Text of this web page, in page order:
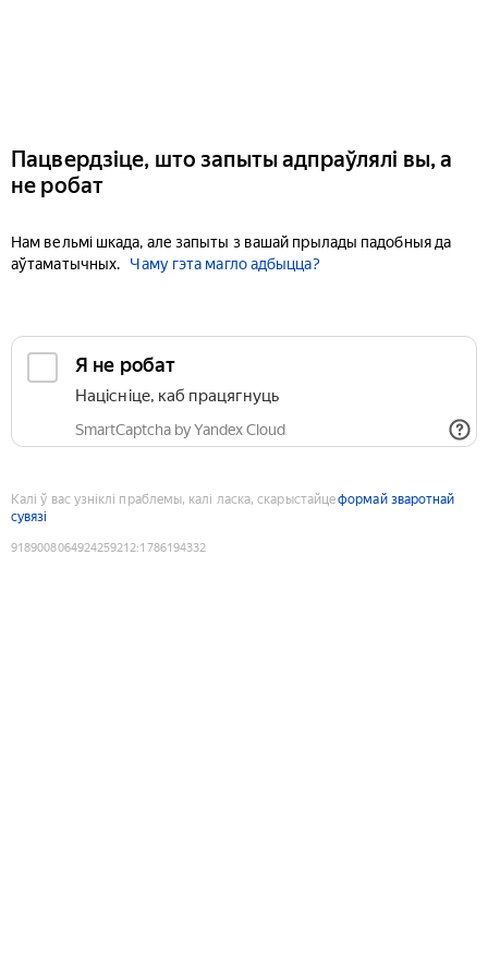
Пацвердзіце, што запыты адпраўлялі вы, а
не робат
Нам вельмі шкада, але запыты з вашай прылады падобныя да
аўтаматычных.
Чаму гэта магло адбыцца?
Я не робат
Націсніце, каб працягнуць
SmartCaptcha by Yandex Cloud
Калі ў вас узніклі праблемы, калі ласка, скарыстайцеформай зваротнай
сувязі
9189008064924259212:1786194332